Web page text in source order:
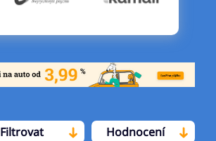
Filtrovat Hodnocení